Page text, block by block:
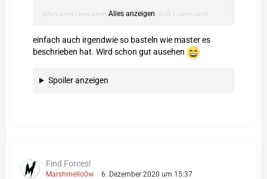
Also erst umrahmen so wie das FIB Logo und
transparent wie beim FIB logo).
Und evtl. den gleichen umrahm-effect wie beim fib
Spoiler anzeigen
Alles anzeigen
einfach auch irgendwie so basteln wie master es
beschrieben hat. Wird schon gut ausehen
Spoiler anzeigen
Find Forces!
Marshmello0w 6. Dezember 2020 um 15:37